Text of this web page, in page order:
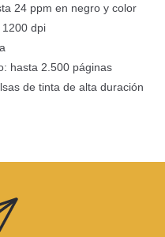
24 ppm en negro y color
dpi
hasta 2.500 páginas
de tinta de alta duración